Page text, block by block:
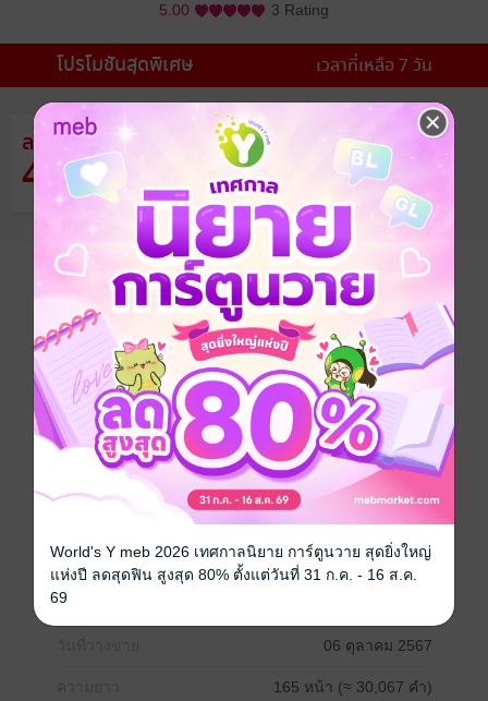
5.00 3 Rating
โปรโมชันสุดพิเศษ เวลาที่เหลือ 7 วัน
ลด
42 %
จากราคาปก 119 บาท
เหลือเพียง 69 บาท
อยากได้ ซื้อเป็นของขวัญ ติดตาม
ใครจะคิดว่าคนที่วันไนท์ด้วย ตอนนี้กำลังให้ผู้เป็นแม่ของ
ตนเองมาสู่ขอเขา และยังยืนยันว่าจะต้องได้เขาเป็น
ภรรยาให้ได้ มันเรื่องบ้าอะไรกันแน่ เขายังไม่พร้อมมีสามี
นะ ให้ตายเถอะ
ประเภทไฟล์
06 ตุลาคม 2567
165 หน้า (≈ 30,067 คำ)
World's Y meb 2026 เทศกาลนิยาย การ์ตูนวาย สุดยิ่งใหญ่
แห่งปี ลดสุดฟิน สูงสุด 80% ตั้งแต่วันที่ 31 ก.ค. - 16 ส.ค.
69